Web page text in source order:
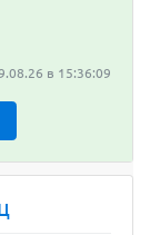
в 15:36:09